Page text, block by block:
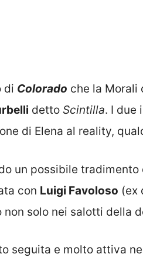
di Colorado che la Morali
detto Scintilla. I due
di Elena al reality,
un possibile
con Luigi Favoloso (ex
solo nei salotti della
seguita e molto attiva